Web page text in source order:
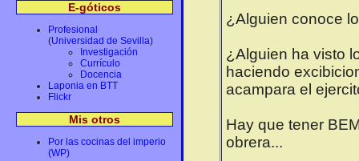
¿Alguien conoce
¿Alguien ha visto
haciendo
acampara el
Hay que tener
obrera...
E-góticos
Profesional
(Universidad de Sevilla)
Investigación
Currículo
Docencia
Laponia en BTT
Flickr
Mis otros
Por las cocinas del imperio
(WP)